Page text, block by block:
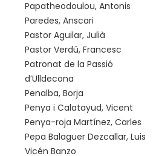
Papatheodoulou, Antonis
Paredes, Anscari
Pastor Aguilar, Julià
Pastor Verdú, Francesc
Patronat de la Passió
d’Ulldecona
Penalba, Borja
Penya i Calatayud, Vicent
Penya-roja Martínez, Carles
Pepa Balaguer Dezcallar, Luis
Vicén Banzo